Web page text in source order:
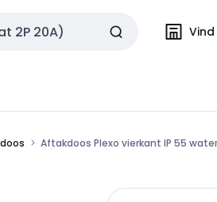
Aftakdoos Plexo vierkant IP 55